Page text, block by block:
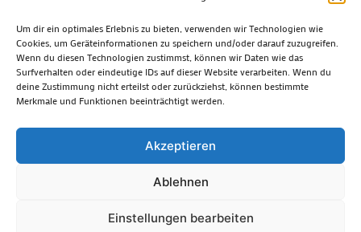
Um dir ein optimales Erlebnis zu bieten, verwenden wir Technologien wie
Cookies, um Geräteinformationen zu speichern und/oder darauf zuzugreifen.
Wenn du diesen Technologien zustimmst, können wir Daten wie das
Surfverhalten oder eindeutige IDs auf dieser Website verarbeiten. Wenn du
deine Zustimmung nicht erteilst oder zurückziehst, können bestimmte
Merkmale und Funktionen beeinträchtigt werden.
Akzeptieren
Ablehnen
Einstellungen bearbeiten
FAHRRAD
FLOHMARKT FOLK GEWINNSPIEL
HITZE
HITZEFALLE AUTO
IRISH DANCE JAZZ
KABARETT
KINDER
KIRMES KLASSIK
KLEINE SUHLER REIHE
KRIMI
KULTUR LESUNG LOTTO
MEININGEN
PARASITEN
PILZE SCHLEUSINGEN
SCHULWEG
SOMMERFERIEN
SPORT SRH
STADTFEST
STADTMARKETING
STRASSENSPERRUNG
SUHL
SUHLER FRÜHLING
SUHLER STADTMARKETING
THÜRINGER WALD
ZELLA-MEHLIS
(c) Rhön-Rennsteig-Verlag 2024. Alle Rechte vorbehalten.